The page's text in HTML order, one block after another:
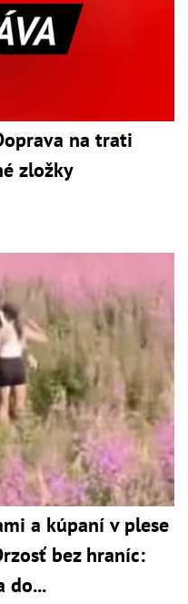
na trati
zložky
a kúpaní v plese
bez hraníc:
do...